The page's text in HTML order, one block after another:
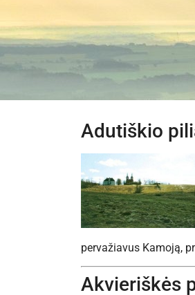
Adutiškio
pervažiavus Kamoją,
Akvieriškės